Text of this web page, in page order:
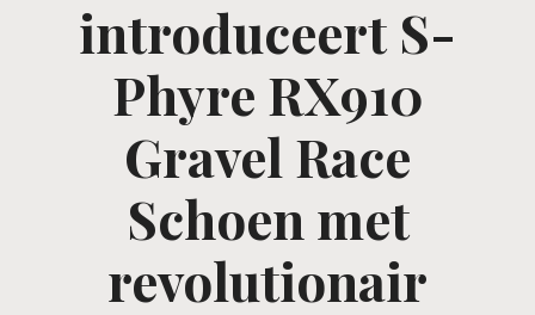
introduceert S-
Phyre RX910
Gravel Race
Schoen met
revolutionair